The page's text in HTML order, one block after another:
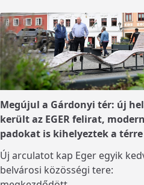
Megújul a Gárdonyi tér: új
került az EGER felirat, modern
padokat is kihelyeztek a térre
Új arculatot kap Eger egyik
belvárosi közösségi tere: